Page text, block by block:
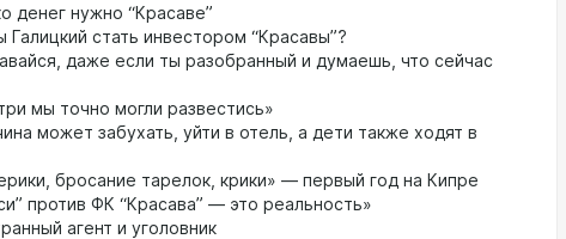
денег нужно “Красаве”
Галицкий стать инвестором “Красавы”?
даже если ты разобранный и думаешь, что сейчас
мы точно могли развестись»
может забухать, уйти в отель, а дети также ходят в
бросание тарелок, крики» — первый год на Кипре
против ФК “Красава” — это реальность»
агент и уголовник